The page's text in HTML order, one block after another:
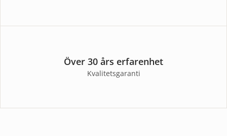
Över 30 års erfarenhet
Kvalitetsgaranti